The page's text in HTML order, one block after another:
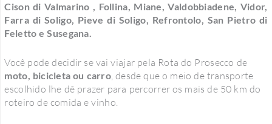
Cison di Valmarino , Follina, Miane, Valdobbiadene, Vidor,
Farra di Soligo, Pieve di Soligo, Refrontolo, San Pietro di
Feletto e Susegana.
Você pode decidir se vai viajar pela Rota do Prosecco de
moto, bicicleta ou carro , desde que o meio de transporte
escolhido lhe dê prazer para percorrer os mais de 50 km do
roteiro de comida e vinho.